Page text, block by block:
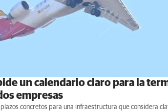
un calendario claro para la
empresas
concretos para una infraestructura que considera